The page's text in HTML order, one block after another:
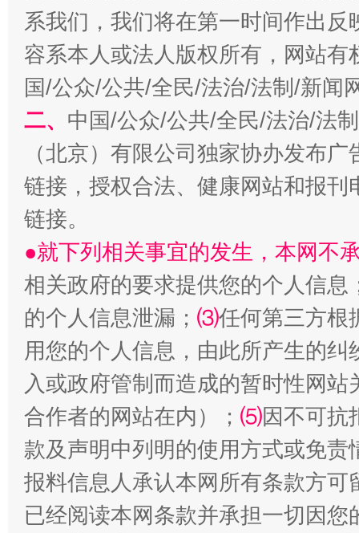
“刷贴”乱象丛生
生
揭批美国五大"原罪" "炒
系我们，我们将在第一时间作出
容系本人或法人版权所有，网站
国/公众/公共/全民/法治/法制/新闻
二、 中国/公众/公共/全民/法治/法
（北京）有限公司独家协办发布
链接，授权合法、健康网站和报
链接。
●就下列相关事宜的发生，本网不
相关政府的要求提供您的个人信息
的个人信息泄漏； ⑶任何第三方根
用您的个人信息，由此所产生的纠
入或政府管制而造成的暂时性网
合作者的网站在内）； ⑸因不可抗
款及声明中列明的使用方式或免责
报料信息人承认本网所有条款方
已经阅读本网条款并承担一切因